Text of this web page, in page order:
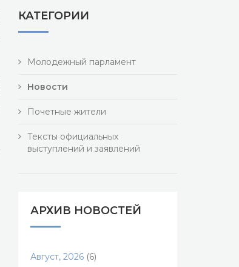
КАТЕГОРИИ
Молодежный парламент
Новости
Почетные жители
Тексты официальных
выступлений и заявлений
АРХИВ НОВОСТЕЙ
Август, 2026(6)